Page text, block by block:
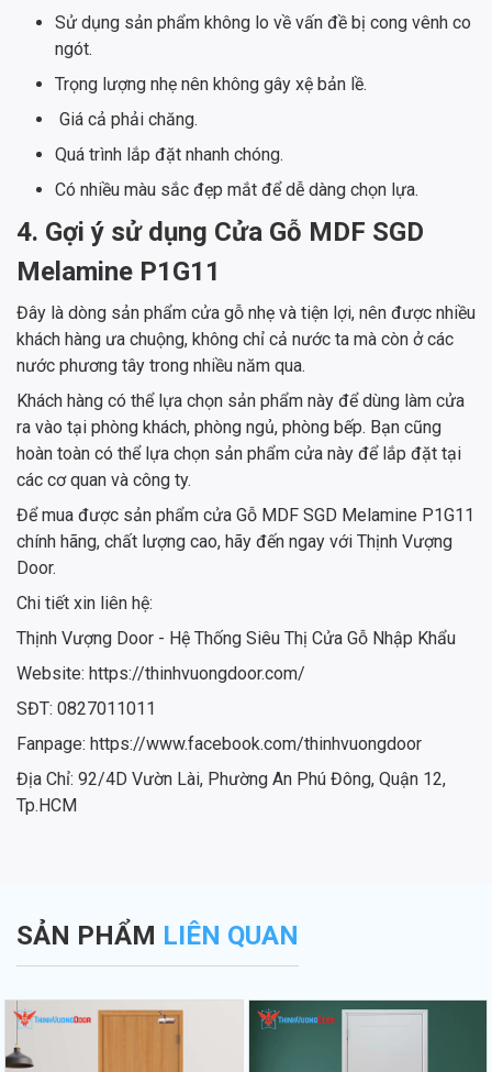
Sử dụng sản phẩm không lo về vấn đề bị cong vênh co
ngót.
Trọng lượng nhẹ nên không gây xệ bản lề.
Giá cả phải chăng.
Quá trình lắp đặt nhanh chóng.
Có nhiều màu sắc đẹp mắt để dễ dàng chọn lựa.
4. Gợi ý sử dụng Cửa Gỗ MDF SGD
Melamine P1G11
Đây là dòng sản phẩm cửa gỗ nhẹ và tiện lợi, nên được nhiều
khách hàng ưa chuộng, không chỉ cả nước ta mà còn ở các
nước phương tây trong nhiều năm qua.
Khách hàng có thể lựa chọn sản phẩm này để dùng làm cửa
ra vào tại phòng khách, phòng ngủ, phòng bếp. Bạn cũng
hoàn toàn có thể lựa chọn sản phẩm cửa này để lắp đặt tại
các cơ quan và công ty.
Để mua được sản phẩm cửa Gỗ MDF SGD Melamine P1G11
chính hãng, chất lượng cao, hãy đến ngay với Thịnh Vượng
Door.
Chi tiết xin liên hệ:
Thịnh Vượng Door - Hệ Thống Siêu Thị Cửa Gỗ Nhập Khẩu
Website: https://thinhvuongdoor.com/
SĐT: 0827011011
Fanpage: https://www.facebook.com/thinhvuongdoor
Địa Chỉ: 92/4D Vườn Lài, Phường An Phú Đông, Quận 12,
Tp.HCM
SẢN PHẨM LIÊN QUAN